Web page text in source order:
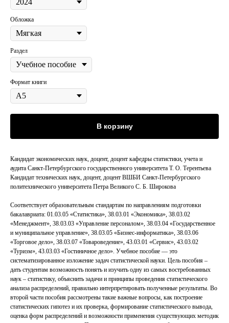
Обложка
Раздел
Формат книги
В корзину
Кандидат экономических наук, доцент, доцент кафедры статистики, учета и
аудита Санкт-Петербургского государственного университета Т. О. Терентьева
Кандидат технических наук, доцент, доцент ВШБИ Санкт-Петербургского
политехнического университета Петра Великого С. Б. Широкова
Соответствует образовательным стандартам по направлениям подготовки
бакалавриата: 01.03.05 «Статистика», 38.03.01 «Экономика», 38.03.02
«Менеджмент», 38.03.03 «Управление персоналом», 38.03.04 «Государственное
и муниципальное управление», 38.03.05 «Бизнес-информатика», 38.03.06
«Торговое дело», 38.03.07 «Товароведение», 43.03.01 «Сервис», 43.03.02
«Туризм», 43.03.03 «Гостиничное дело». Учебное пособие — это
систематизированное изложение задач статистической науки. Цель пособия –
дать студентам возможность понять и изучить одну из самых востребованных
наук – статистику, объяснить задачи и принципы проведения статистического
анализа распределений, правильно интерпретировать полученные результаты. Во
второй части пособия рассмотрены такие важные вопросы, как построение
статистических гипотез и их проверка, формирование статистического вывода,
оценка форм распределений и возможности применения существующих методик